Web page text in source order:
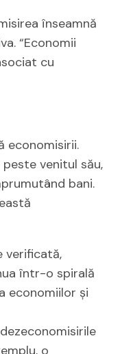
înseamnă
“Economii
cu
economisirii.
venitul său,
bani.
verificată,
într-o spirală
economiilor și
o